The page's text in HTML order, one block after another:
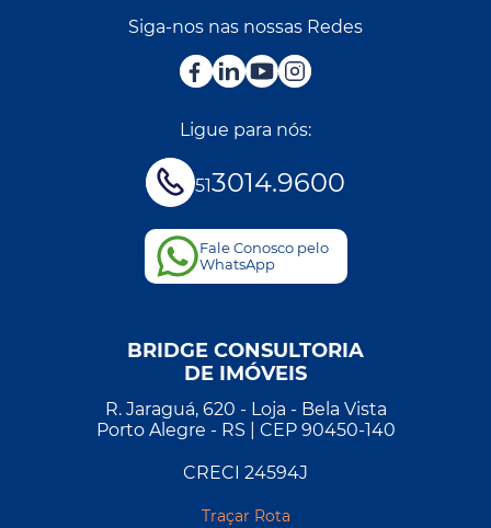
Siga-nos nas nossas Redes
Ligue para nós:
513014.9600
Fale Conosco pelo
WhatsApp
BRIDGE CONSULTORIA
DE IMÓVEIS
R. Jaraguá, 620 - Loja - Bela Vista
Porto Alegre - RS | CEP 90450-140
CRECI 24594J
Traçar Rota